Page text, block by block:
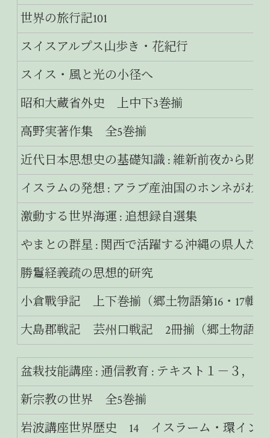
世界の旅行記101
スイスアルプス山歩き・花紀行
スイス・風と光の小径へ
昭和大蔵省外史 上中下3巻揃
高野実著作集 全5巻揃
近代日本思想史の基礎知識 : 維新前夜から敗
イスラムの発想 : アラブ産油国のホンネがわ
激動する世界海運 : 追想録自選集
やまとの群星 : 関西で活躍する沖縄の県人たち
勝鬘経義疏の思想的研究
小倉戰爭記 上下巻揃（郷土物語第16・17輯）
大島郡戦記 芸州口戦記 2冊揃（郷土物語第
盆栽技能講座 : 通信教育 : テキスト１－３，
新宗教の世界 全5巻揃
岩波講座世界歴史 14 イスラーム・環イン